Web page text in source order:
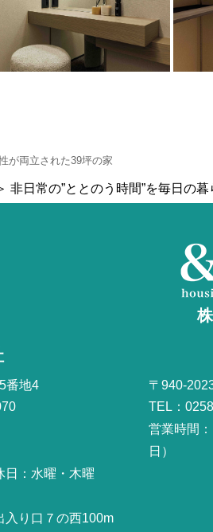
が両立された39坪の家
非日常の”ととのう時間”を毎日の暮
番地4
日：水曜・木曜
入り口７の西100m
〒940-
TEL：
営業時間
日）